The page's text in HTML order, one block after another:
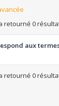
retourné 0
aux
retourné 0